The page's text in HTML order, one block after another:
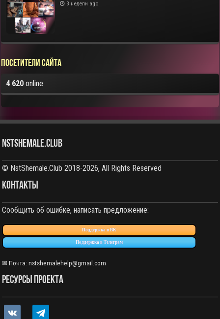
3 недели ago
Посетители сайта
4 620 online
NstShemale.Club
© NstShemale.Club 2018-2026, All Rights Reserved
КОНТАКТЫ
Сообщить об ошибке, написать предложение:
Поддержка в ВК
Поддержка в Телеграм
✉ Почта: nstshemalehelp@gmail.com
РЕСУРСЫ ПРОЕКТА
vkontakte telegram